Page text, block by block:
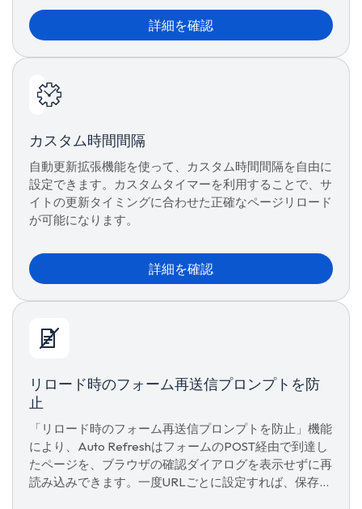
詳細を確認
カスタム時間間隔
自動更新拡張機能を使って、カスタム時間間隔を自由に
設定できます。カスタムタイマーを利用することで、サ
イトの更新タイミングに合わせた正確なページリロード
が可能になります。
詳細を確認
リロード時のフォーム再送信プロンプトを防
止
「リロード時のフォーム再送信プロンプトを防止」機能
により、Auto RefreshはフォームのPOST経由で到達し
たページを、ブラウザの確認ダイアログを表示せずに再
読み込みできます。一度URLごとに設定すれば、保存し